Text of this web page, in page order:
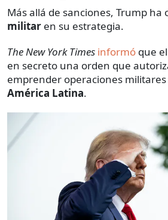
Más allá de sanciones, Trump ha
militar en su estrategia.
The New York Times informó que
en secreto una orden que
emprender operaciones
América Latina.